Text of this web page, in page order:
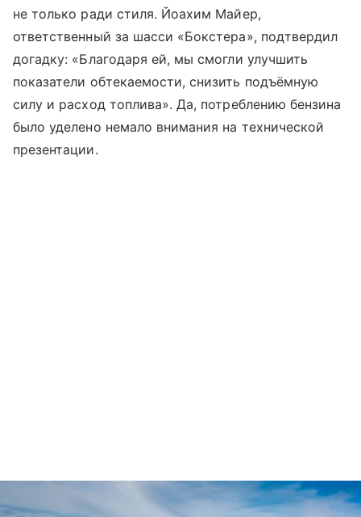
не только ради стиля. Йоахим Майер,
ответственный за шасси «Бокстера», подтвердил
догадку: «Благодаря ей, мы смогли улучшить
показатели обтекаемости, снизить подъёмную
силу и расход топлива». Да, потреблению бензина
было уделено немало внимания на технической
презентации.